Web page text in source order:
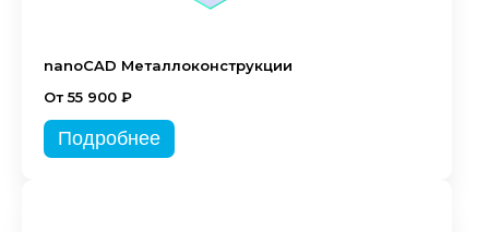
nanoCAD Металлоконструкции
От 55 900 ₽
Подробнее